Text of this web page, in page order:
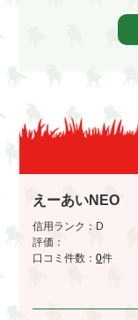
えーあいNEO
信用ランク：D
評価：
口コミ件数：0件